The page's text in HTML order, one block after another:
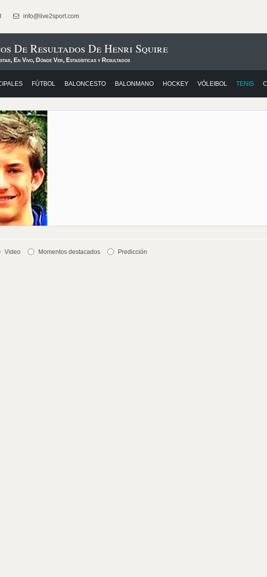
info@live2sport.com
De Resultados De Henri Squire
En Vivo, Dónde Ver, Estadísticas y Resultados
FÚTBOL BALONCESTO BALONMANO HOCKEY VÓLEIBOL TENIS
Video Momentos destacados Predicción